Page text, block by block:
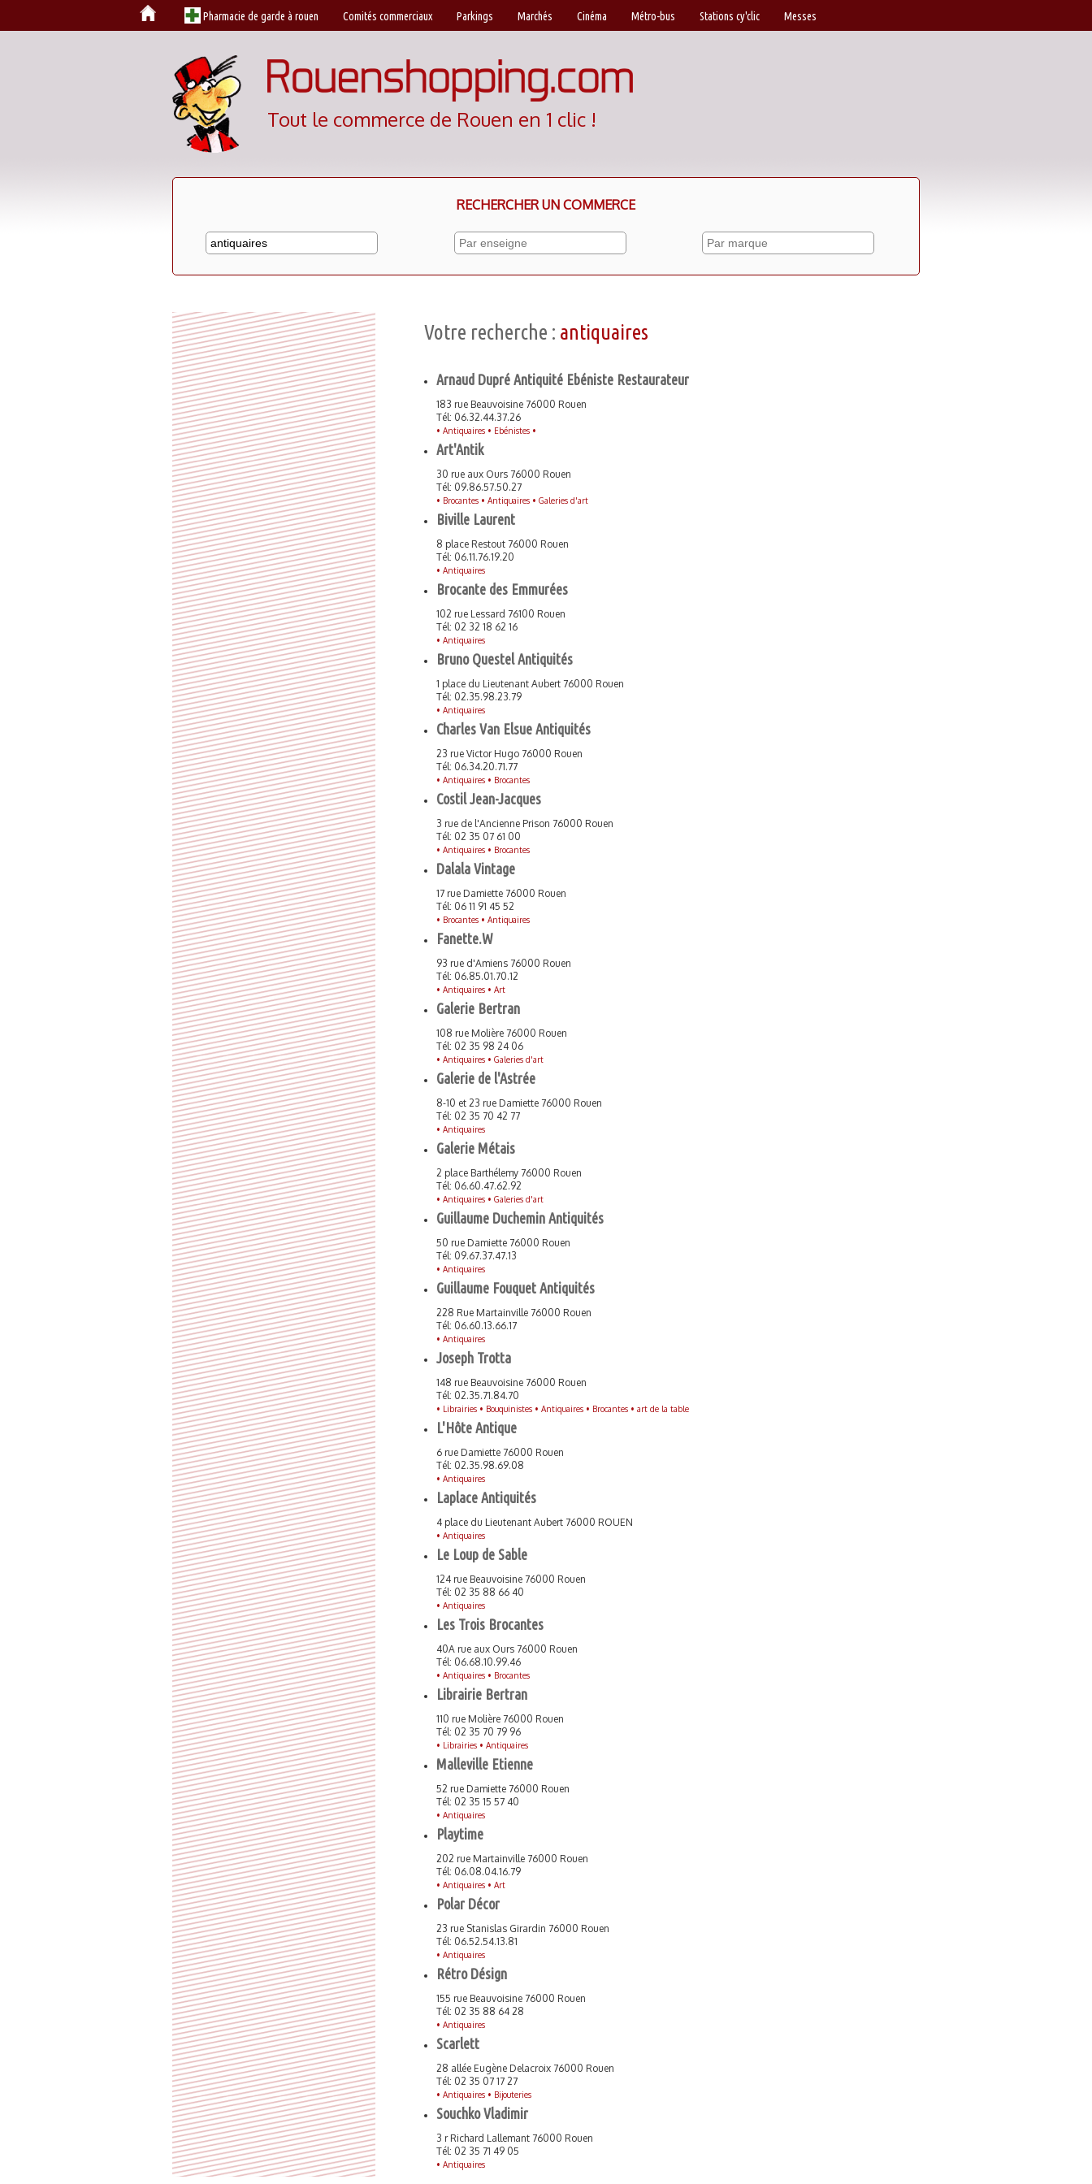
Pharmacie de garde à rouen Comités commerciaux Parkings Marchés Cinéma Métro-bus Stations cy'clic Messes
Tout le commerce de Rouen en 1 clic !
RECHERCHER UN COMMERCE
Votre recherche : antiquaires
Arnaud Dupré Antiquité Ebéniste Restaurateur
183 rue Beauvoisine 76000 Rouen
Tél: 06.32.44.37.26
• Antiquaires • Ebénistes •
Art'Antik
30 rue aux Ours 76000 Rouen
Tél: 09.86.57.50.27
• Brocantes • Antiquaires • Galeries d'art
Biville Laurent
8 place Restout 76000 Rouen
Tél: 06.11.76.19.20
• Antiquaires
Brocante des Emmurées
102 rue Lessard 76100 Rouen
Tél: 02 32 18 62 16
• Antiquaires
Bruno Questel Antiquités
1 place du Lieutenant Aubert 76000 Rouen
Tél: 02.35.98.23.79
• Antiquaires
Charles Van Elsue Antiquités
23 rue Victor Hugo 76000 Rouen
Tél: 06.34.20.71.77
• Antiquaires • Brocantes
Costil Jean-Jacques
3 rue de l'Ancienne Prison 76000 Rouen
Tél: 02 35 07 61 00
• Antiquaires • Brocantes
Dalala Vintage
17 rue Damiette 76000 Rouen
Tél: 06 11 91 45 52
• Brocantes • Antiquaires
Fanette.W
93 rue d'Amiens 76000 Rouen
Tél: 06.85.01.70.12
• Antiquaires • Art
Galerie Bertran
108 rue Molière 76000 Rouen
Tél: 02 35 98 24 06
• Antiquaires • Galeries d'art
Galerie de l'Astrée
8-10 et 23 rue Damiette 76000 Rouen
Tél: 02 35 70 42 77
• Antiquaires
Galerie Métais
2 place Barthélemy 76000 Rouen
Tél: 06.60.47.62.92
• Antiquaires • Galeries d'art
Guillaume Duchemin Antiquités
50 rue Damiette 76000 Rouen
Tél: 09.67.37.47.13
• Antiquaires
Guillaume Fouquet Antiquités
228 Rue Martainville 76000 Rouen
Tél: 06.60.13.66.17
• Antiquaires
Joseph Trotta
148 rue Beauvoisine 76000 Rouen
Tél: 02.35.71.84.70
• Librairies • Bouquinistes • Antiquaires • Brocantes • art de la table
L'Hôte Antique
6 rue Damiette 76000 Rouen
Tél: 02.35.98.69.08
• Antiquaires
Laplace Antiquités
4 place du Lieutenant Aubert 76000 ROUEN
• Antiquaires
Le Loup de Sable
124 rue Beauvoisine 76000 Rouen
Tél: 02 35 88 66 40
• Antiquaires
Les Trois Brocantes
40A rue aux Ours 76000 Rouen
Tél: 06.68.10.99.46
• Antiquaires • Brocantes
Librairie Bertran
110 rue Molière 76000 Rouen
Tél: 02 35 70 79 96
• Librairies • Antiquaires
Malleville Etienne
52 rue Damiette 76000 Rouen
Tél: 02 35 15 57 40
• Antiquaires
Playtime
202 rue Martainville 76000 Rouen
Tél: 06.08.04.16.79
• Antiquaires • Art
Polar Décor
23 rue Stanislas Girardin 76000 Rouen
Tél: 06.52.54.13.81
• Antiquaires
Rétro Désign
155 rue Beauvoisine 76000 Rouen
Tél: 02 35 88 64 28
• Antiquaires
Scarlett
28 allée Eugène Delacroix 76000 Rouen
Tél: 02 35 07 17 27
• Antiquaires • Bijouteries
Souchko Vladimir
3 r Richard Lallemant 76000 Rouen
Tél: 02 35 71 49 05
• Antiquaires